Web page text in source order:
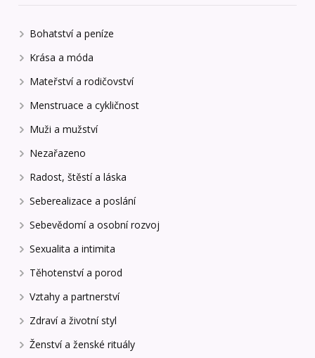
Bohatství a peníze
Krása a móda
Mateřství a rodičovství
Menstruace a cykličnost
Muži a mužství
Nezařazeno
Radost, štěstí a láska
Seberealizace a poslání
Sebevědomí a osobní rozvoj
Sexualita a intimita
Těhotenství a porod
Vztahy a partnerství
Zdraví a životní styl
Ženství a ženské rituály